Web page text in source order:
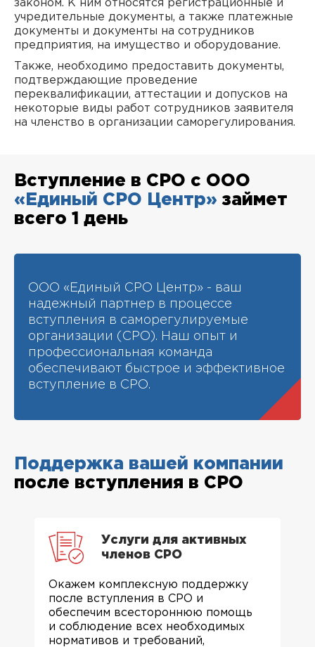
законом. К ним относятся регистрационные и
учредительные документы, а также платежные
документы и документы на сотрудников
предприятия, на имущество и оборудование.
Также, необходимо предоставить документы,
подтверждающие проведение
переквалификации, аттестации и допусков на
некоторые виды работ сотрудников заявителя
на членство в организации саморегулирования.
Вступление в СРО с ООО
«Единый СРО Центр» займет
всего 1 день
ООО «Единый СРО Центр» - ваш
надежный партнер в процессе
вступления в саморегулируемые
организации (СРО). Наш опыт и
профессиональная команда
обеспечивают быстрое и эффективное
вступление в СРО.
Поддержка вашей компании
после вступления в СРО
Услуги для активных
членов СРО
Окажем комплексную поддержку
после вступления в СРО и
обеспечим всестороннюю помощь
и соблюдение всех необходимых
нормативов и требований,